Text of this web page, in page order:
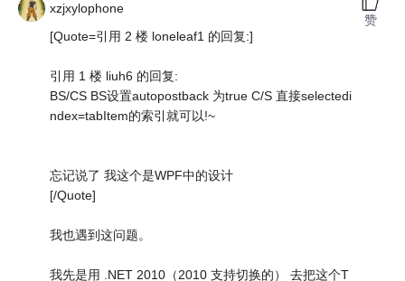
xzjxylophone
[Quote=引用 2 楼 loneleaf1 的回复:]
引用 1 楼 liuh6 的回复:
BS/CS BS设置autopostback 为true C/S 直接selectedi
ndex=tabItem的索引就可以!~
忘记说了 我这个是WPF中的设计
[/Quote]
我也遇到这问题。
我先是用 .NET 2010（2010 支持切换的） 去把这个T
赞